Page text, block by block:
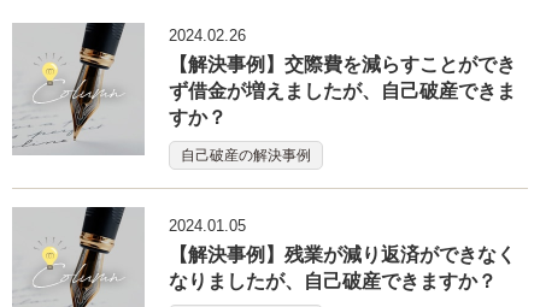
2024.02.26
【解決事例】交際費を減らすことができ
ず借金が増えましたが、自己破産できま
すか？
自己破産の解決事例
2024.01.05
【解決事例】残業が減り返済ができなく
なりましたが、自己破産できますか？